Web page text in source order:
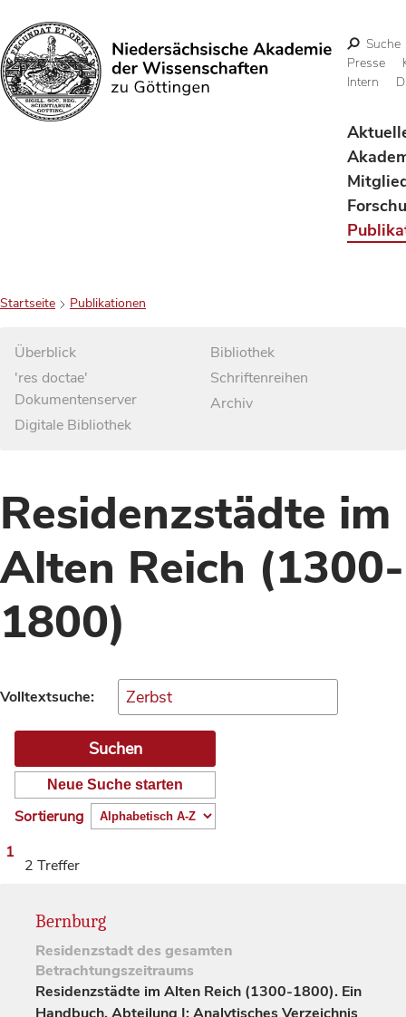
Suchen
Suche
Presse
Intern
Startseite Publikationen
Überblick
'res doctae'
Dokumentenserver
Digitale Bibliothek
Bibliothek
Schriftenreihen
Archiv
Residenzstädte im
Alten Reich (1300-
1800)
Volltextsuche:
Neue Suche starten
Sortierung
1
2 Treffer
Bernburg
Residenzstadtdes gesamten
Betrachtungszeitraums
Residenzstädte im Alten Reich (1300-1800). Ein